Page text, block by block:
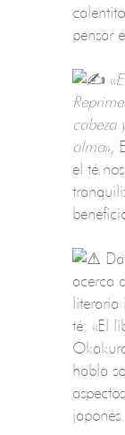
pensar
«
cabeza
alma»,
el té
acerca
té: «El
habla
japonés.